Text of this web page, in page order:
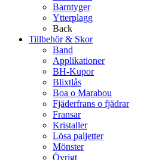
Barntyger
Ytterplagg
Back
Tillbehör & Skor
Band
Applikationer
BH-Kupor
Blixtlås
Boa o Marabou
Fjäderfrans o fjädrar
Fransar
Kristaller
Lösa paljetter
Mönster
Övrigt